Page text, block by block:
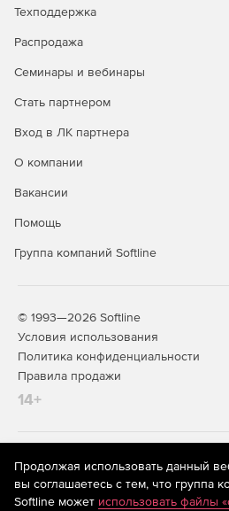
Техподдержка
Распродажа
Семинары и вебинары
Стать партнером
Вход в ЛК партнера
О компании
Вакансии
Помощь
Группа компаний Softline
© 1993—2026 Softline
Условия использования
Политика конфиденциальности
Правила продажи
14+
На информационном ресурсе
рекомендательные технологии
предоставления информации на
систематизации и анализа
Продолжая использовать данный
вы соглашаетесь с тем, что группа
Softline может использовать файлы